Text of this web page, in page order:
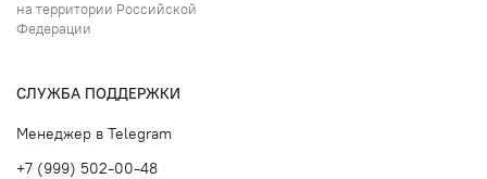
на территории Российской
Федерации
СЛУЖБА ПОДДЕРЖКИ
Менеджер в Telegram
+7 (999) 502-00-48